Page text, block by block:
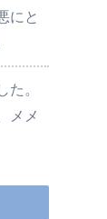
にと
。
メメ